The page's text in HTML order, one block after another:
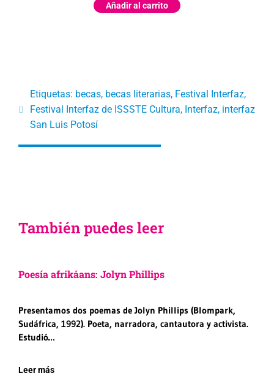
Añadir al carrito
Etiquetas: becas, becas literarias, Festival Interfaz,
Festival Interfaz de ISSSTE Cultura, Interfaz, interfaz
San Luis Potosí
También puedes leer
Poesía afrikáans: Jolyn Phillips
Presentamos dos poemas de Jolyn Phillips (Blompark,
Sudáfrica, 1992). Poeta, narradora, cantautora y activista.
Estudió…
Leer más